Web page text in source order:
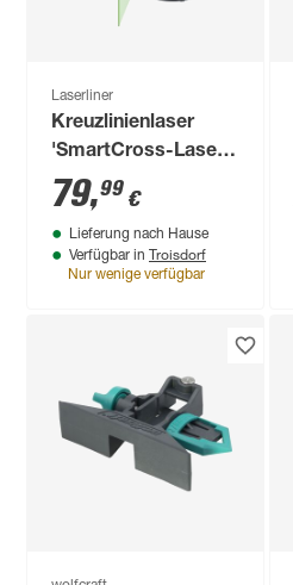
Laserliner
Kreuzlinienlaser
'SmartCross-Laser
GX Plus Set' mit
Stativ
79,99 €
Lieferung nach Hause
Verfügbar in Troisdorf
Nur wenige verfügbar